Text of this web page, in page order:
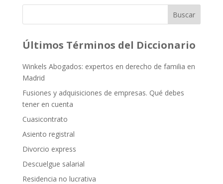
Buscar
Últimos Términos del Diccionario
Winkels Abogados: expertos en derecho de familia en
Madrid
Fusiones y adquisiciones de empresas. Qué debes
tener en cuenta
Cuasicontrato
Asiento registral
Divorcio express
Descuelgue salarial
Residencia no lucrativa